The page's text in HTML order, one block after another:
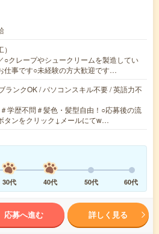
○クレープやシュークリームを製造してい
仕事です○未経験の方大歓迎です…
ランクOK / パソコンスキル不要 / 英語力不
学歴不問＃髪色・髪型自由！○応募後の流
タンをクリック↓メールにてw…
30代 40代 50代 60代
応募へ進む 詳しく見る